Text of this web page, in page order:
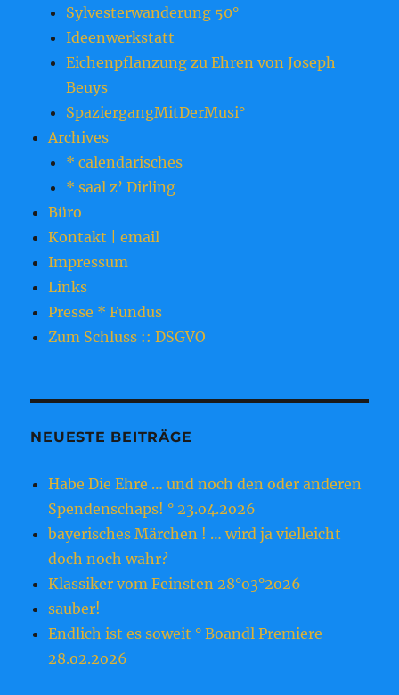
Sylvesterwanderung 50°
Ideenwerkstatt
Eichenpflanzung zu Ehren von Joseph
Beuys
SpaziergangMitDerMusi°
Archives
* calendarisches
* saal z’ Dirling
Büro
Kontakt | email
Impressum
Links
Presse * Fundus
Zum Schluss :: DSGVO
NEUESTE BEITRÄGE
Habe Die Ehre … und noch den oder anderen
Spendenschaps! ° 23.o4.2o26
bayerisches Märchen ! … wird ja vielleicht
doch noch wahr?
Klassiker vom Feinsten 28°o3°2o26
sauber!
Endlich ist es soweit ° Boandl Premiere
28.o2.2o26